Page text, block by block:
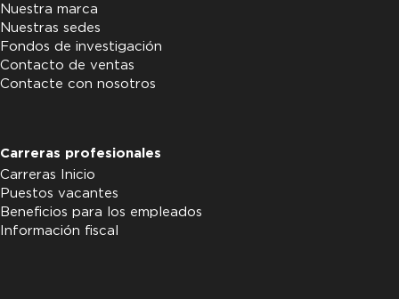
Nuestra marca
Nuestras sedes
Fondos de investigación
Contacto de ventas
Contacte con nosotros
Carreras profesionales
Carreras Inicio
Puestos vacantes
Beneficios para los empleados
Información fiscal